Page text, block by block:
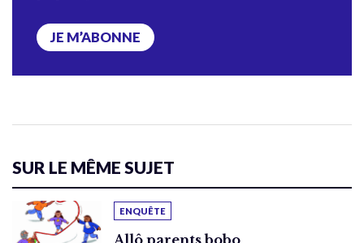
JE M’ABONNE
SUR LE MÊME SUJET
ENQUÊTE
Allô parents bobo